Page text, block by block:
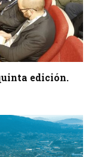
edición.